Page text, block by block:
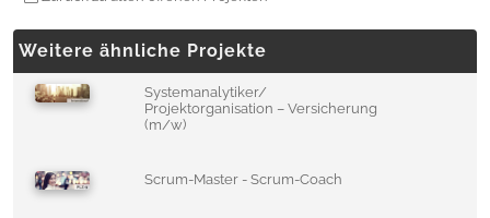
Weitere ähnliche Projekte
Systemanalytiker/
Projektorganisation – Versicherung
(m/w)
Scrum-Master - Scrum-Coach